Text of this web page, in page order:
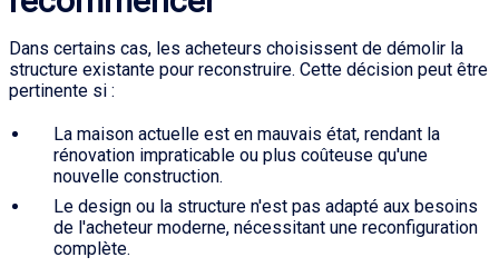
Dans certains cas, les acheteurs choisissent de démolir la
structure existante pour reconstruire. Cette décision peut être
pertinente si :
La maison actuelle est en mauvais état, rendant la
rénovation impraticable ou plus coûteuse qu'une
nouvelle construction.
Le design ou la structure n'est pas adapté aux besoins
de l'acheteur moderne, nécessitant une reconfiguration
complète.